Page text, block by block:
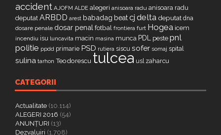
accident AJOFM ALDE alegeri anisoara radu anisoara radu
deputat ARBDD arest babadag beatcj delta deputat dna
dosare penale dosar penal fotbal frontiera furt Hogea icem
incendiu isu luncavita macin masina munca PDL peste pnl
politie ppdd primarie PSD rutiera siscu sofer somaj spital
sulina tarhon Teodorescu tulcea usl zaharcu
CATEGORII
Actualitate (10.114)
ALEGERI 2016 (54)
ANUNȚURI (13)
Dezvaluiri (1.708)